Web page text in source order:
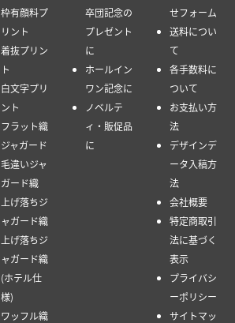
枠有顔料プ
リント
着抜プリン
ト
白文字プリ
ント
フラット織
ジャガード
毛違いジャ
ガード織
上げ落ちジ
ャガード織
上げ落ちジ
ャガード織
(ホテル仕
様)
ワッフル織
卒団記念の
プレゼント
に
ホールイン
ワン記念に
ノベルテ
ィ・販促品
に
せフォーム
送料につい
て
各手数料に
ついて
お支払い方
法
デザインデ
ータ入稿方
法
会社概要
特定商取引
法に基づく
表示
プライバシ
ーポリシー
サイトマッ